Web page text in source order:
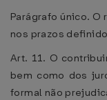
Parágrafo único.
nos prazos
Art. 11. O
bem como dos
formal não